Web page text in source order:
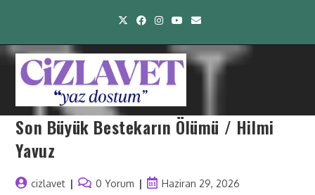
Son Büyük Bestekarın Ölümü / Hilmi
Yavuz
cizlavet 0 Yorum Haziran 29, 2026